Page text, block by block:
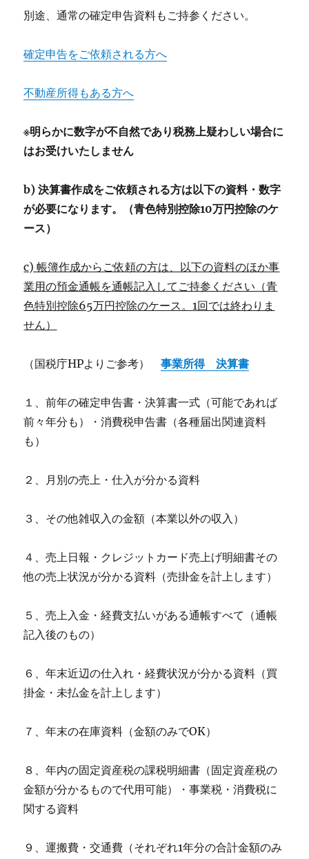
別途、通常の確定申告資料もご持参ください。
確定申告をご依頼される方へ
不動産所得もある方へ
※明らかに数字が不自然であり税務上疑わしい場合に
はお受けいたしません
b) 決算書作成をご依頼される方は以下の資料・数字
が必要になります。（青色特別控除10万円控除のケ
ース）
c) 帳簿作成からご依頼の方は、以下の資料のほか事
業用の預金通帳を通帳記入してご持参ください（青
色特別控除65万円控除のケース。1回では終わりま
せん）
（国税庁HPよりご参考） 事業所得 決算書
１、前年の確定申告書・決算書一式（可能であれば
前々年分も）・消費税申告書（各種届出関連資料
も）
２、月別の売上・仕入が分かる資料
３、その他雑収入の金額（本業以外の収入）
４、売上日報・クレジットカード売上げ明細書その
他の売上状況が分かる資料（売掛金を計上します）
５、売上入金・経費支払いがある通帳すべて（通帳
記入後のもの）
６、年末近辺の仕入れ・経費状況が分かる資料（買
掛金・未払金を計上します）
７、年末の在庫資料（金額のみでOK）
８、年内の固定資産税の課税明細書（固定資産税の
金額が分かるもので代用可能）・事業税・消費税に
関する資料
９、運搬費・交通費（それぞれ1年分の合計金額のみ